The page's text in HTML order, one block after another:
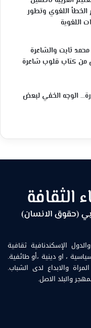
الخطأ اللغوي وتطور
اللغوية
ثابت والشاعرة
من كتاب قلوب شاعرة
الوجه الخفي لبعض
الإسكندنافية ثقافية
، او دينية ،أو طائفية.
والابداع لدى الشباب.
والبلد الاصل.